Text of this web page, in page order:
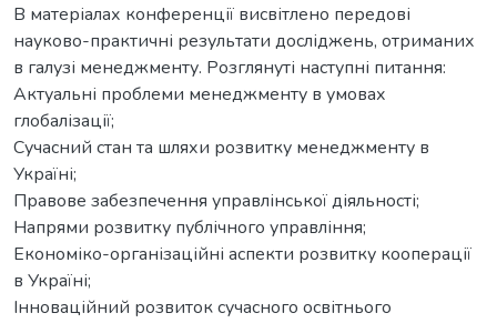
В матеріалах конференції висвітлено передові
науково-практичні результати досліджень, отриманих
в галузі менеджменту. Розглянуті наступні питання:
Актуальні проблеми менеджменту в умовах
глобалізації;
Сучасний стан та шляхи розвитку менеджменту в
Україні;
Правове забезпечення управлінської діяльності;
Напрями розвитку публічного управління;
Економіко-організаційні аспекти розвитку кооперації
в Україні;
Інноваційний розвиток сучасного освітнього